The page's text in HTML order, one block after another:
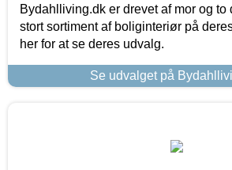
Bydahlliving.dk er drevet af mor og to
stort sortiment af boliginteriør på
her for at se deres udvalg.
Se udvalget på